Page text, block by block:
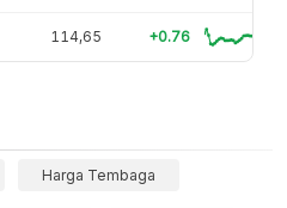
114,65 +0.76
Harga Tembaga